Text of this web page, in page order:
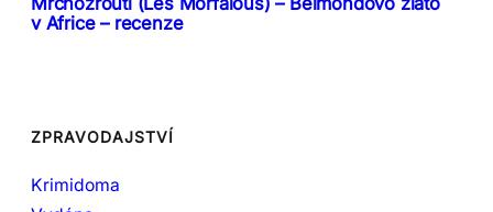
v Africe – recenze
ZPRAVODAJSTVÍ
Krimidoma